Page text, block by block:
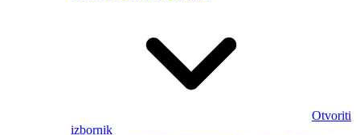
Otvoriti
izbornik